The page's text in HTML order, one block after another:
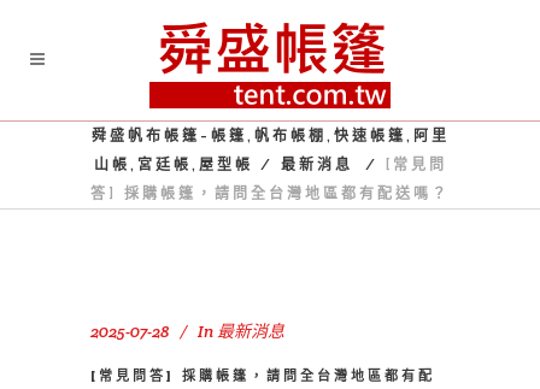
舜盛帆布帳篷-帳篷,帆布帳棚,快速帳篷,阿里
山帳,宮廷帳,屋型帳
/ 最新消息 /
[常見問
答] 採購帳篷，請問全台灣地區都有配送嗎？
2025-07-28 In最新消息
[常見問答] 採購帳篷，請問全台灣地區都有配